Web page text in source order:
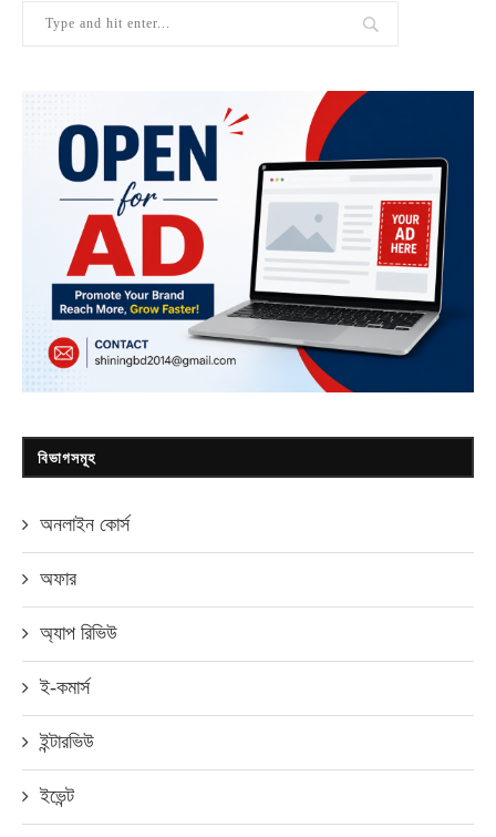
বিভাগসমূহ
অনলাইন কোর্স
অফার
অ্যাপ রিভিউ
ই-কমার্স
ইন্টারভিউ
ইভেন্ট